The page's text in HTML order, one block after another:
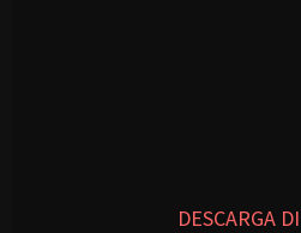
DESCARGA